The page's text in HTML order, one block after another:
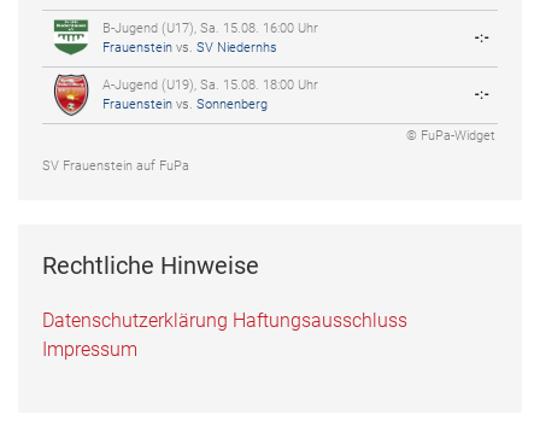
B-Jugend (U17), Sa. 15.08. 16:00 Uhr
Frauenstein vs. SV Niedernhs
-:-
A-Jugend (U19), Sa. 15.08. 18:00 Uhr
Frauenstein vs. Sonnenberg
-:-
© FuPa-Widget
SV Frauenstein auf FuPa
Rechtliche Hinweise
Datenschutzerklärung Haftungsausschluss
Impressum